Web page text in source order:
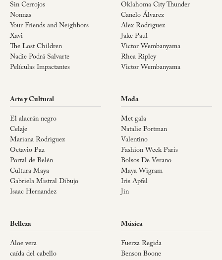
Sin Cerrojos
Nonnas
Your Friends and Neighbors
Xavi
The Lost Children
Nadie Podrá Salvarte
Películas Impactantes
Oklahoma City Thunder
Canelo Álvarez
Alex Rodriguez
Jake Paul
Victor Wembanyama
Rhea Ripley
Victor Wembanyama
Arte y Cultural
El alacrán negro
Celaje
Mariana Rodriguez
Octavio Paz
Portal de Belén
Cultura Maya
Gabriela Mistral Dibujo
Isaac Hernandez
Moda
Met gala
Natalie Portman
Valentino
Fashion Week Paris
Bolsos De Verano
Maya Wigram
Iris Apfel
Jin
Belleza
Aloe vera
caída del cabello
Música
Fuerza Regida
Benson Boone